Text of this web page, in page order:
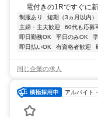
電付きの1Rですぐに
制服あり 短期（3ヵ月以内）
主婦・主夫歓迎
60代も応募
即日勤務OK
平日のみOK
即日払いOK
有資格者歓迎
同じ企業の求人
アルバイト